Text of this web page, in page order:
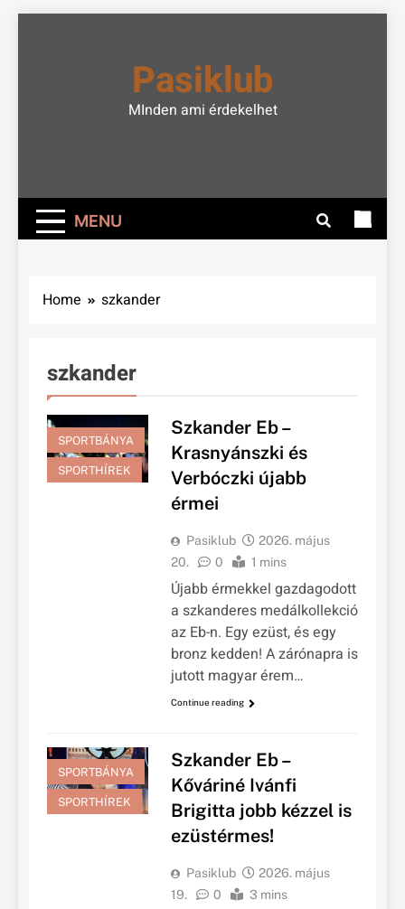
Pasiklub
MInden ami érdekelhet
MENU
Home szkander
szkander
SPORTBÁNYA
SPORTHÍREK
Szkander Eb –
Krasnyánszki és
Verbóczki újabb
érmei
Pasiklub
2026. május
20.
0 1 mins
Újabb érmekkel gazdagodott
a szkanderes medálkollekció
az Eb-n. Egy ezüst, és egy
bronz kedden! A zárónapra is
jutott magyar érem…
Continue reading
SPORTBÁNYA
SPORTHÍREK
Szkander Eb –
Kőváriné Ivánfi
Brigitta jobb kézzel is
ezüstérmes!
Pasiklub
2026. május
19.
0 3 mins